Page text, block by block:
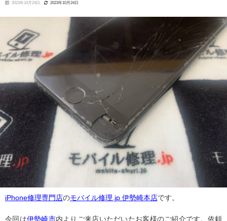
2023年10月24日 2023年10月24日
iPhone修理専門店のモバイル修理.jp 伊勢崎本店です。
今回は伊勢崎市内よりご来店いただいたお客様のご紹介です。依頼